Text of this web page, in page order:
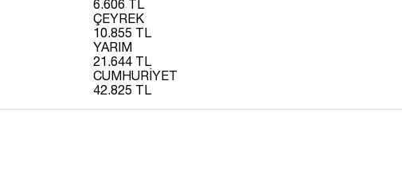
6.606 TL
ÇEYREK
10.855 TL
YARIM
21.644 TL
CUMHURİYET
42.825 TL